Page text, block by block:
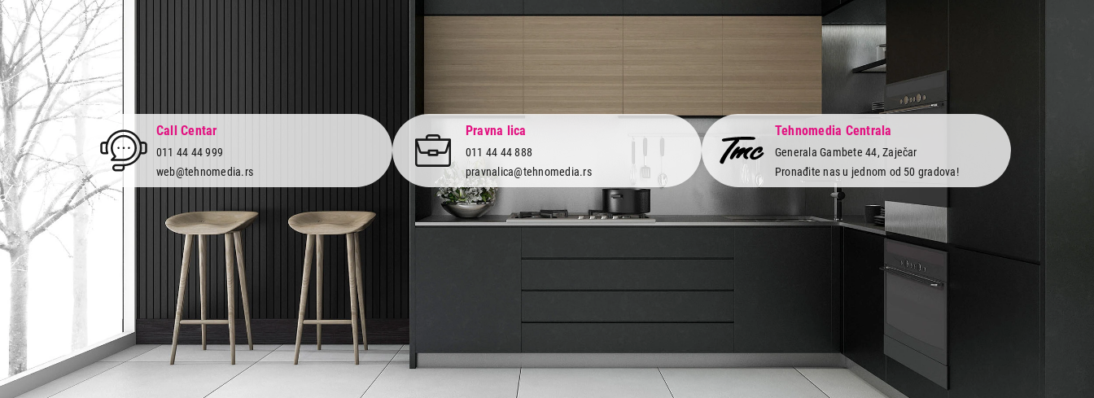
Call Centar
011 44 44 999
web@tehnomedia.rs
Pravna lica
011 44 44 888
pravnalica@tehnomedia.rs
Tehnomedia Centrala
Generala Gambete 44, Zaječar
Pronađite nas u jednom od 50 gradova!
Tehnomedia
Naše prodavnice
Kontakt
Pravna lica
Načini plaćanja
Tax Free kupovina
Česta postavljana pitanja
Vraćanje robe
Pratite nas na društvenim
Newsletter